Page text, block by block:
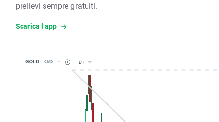
prelievi sempre gratuiti.
Scarica l’app